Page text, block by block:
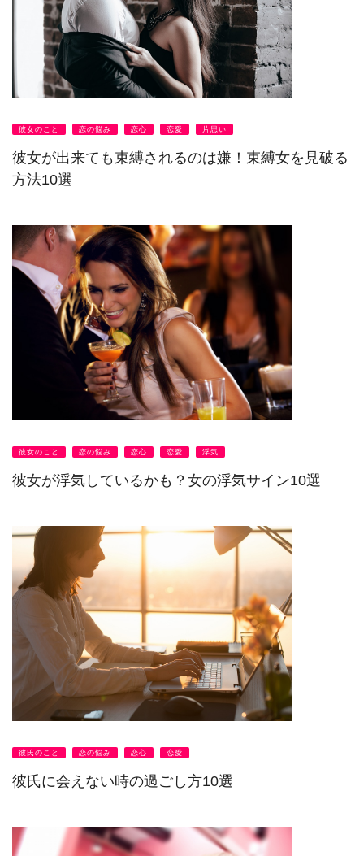
彼女のこと 恋の悩み 恋心 恋愛 片思い
彼女が出来ても束縛されるのは嫌！束縛女を見破る
方法10選
彼女のこと 恋の悩み 恋心 恋愛 浮気
彼女が浮気しているかも？女の浮気サイン10選
彼氏のこと 恋の悩み 恋心 恋愛
彼氏に会えない時の過ごし方10選